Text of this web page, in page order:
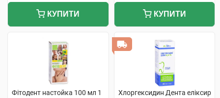
КУПИТИ КУПИТИ
Фітодент настойка 100 мл 1
Хлоргексидин Дента еліксир